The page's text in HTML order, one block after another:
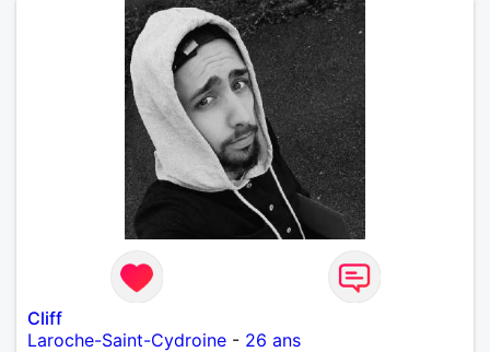
Cliff
Laroche-Saint-Cydroine - 26 ans